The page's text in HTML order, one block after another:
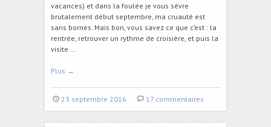
vacances) et dans la foulée je vous sèvre
brutalement début septembre, ma cruauté est
sans bornes. Mais bon, vous savez ce que c’est : la
rentrée, retrouver un rythme de croisière, et puis la
visite …
Plus →
23 septembre 2016 17 commentaires